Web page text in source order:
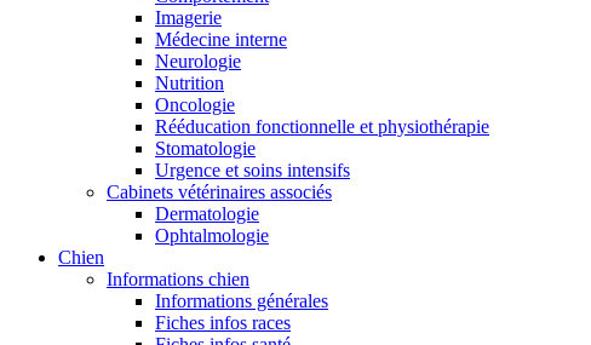
Imagerie
Médecine interne
Neurologie
Nutrition
Oncologie
Rééducation fonctionnelle et physiothérapie
Stomatologie
Urgence et soins intensifs
Cabinets vétérinaires associés
Dermatologie
Ophtalmologie
Chien
Informations chien
Informations générales
Fiches infos races